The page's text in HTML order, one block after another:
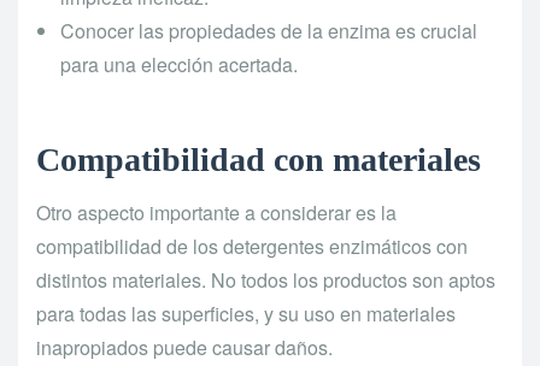
Conocer las propiedades de la enzima es crucial
para una elección acertada.
Compatibilidad con materiales
Otro aspecto importante a considerar es la
compatibilidad de los detergentes enzimáticos con
distintos materiales. No todos los productos son aptos
para todas las superficies, y su uso en materiales
inapropiados puede causar daños.